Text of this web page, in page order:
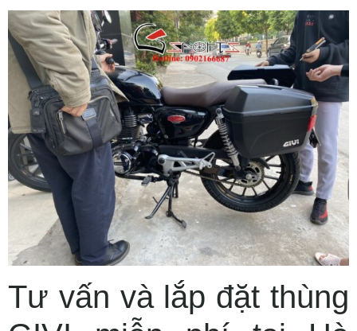
Tư vấn và lắp đặt thùng